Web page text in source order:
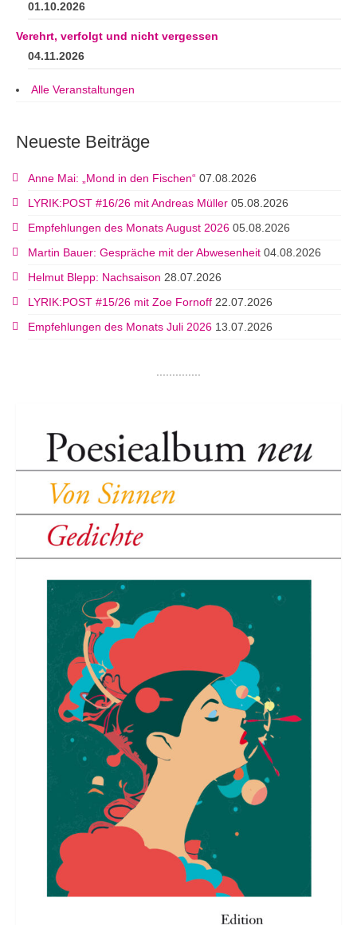
01.10.2026
Verehrt, verfolgt und nicht vergessen
04.11.2026
Alle Veranstaltungen
Neueste Beiträge
Anne Mai: „Mond in den Fischen“ 07.08.2026
LYRIK:POST #16/26 mit Andreas Müller 05.08.2026
Empfehlungen des Monats August 2026 05.08.2026
Martin Bauer: Gespräche mit der Abwesenheit 04.08.2026
Helmut Blepp: Nachsaison 28.07.2026
LYRIK:POST #15/26 mit Zoe Fornoff 22.07.2026
Empfehlungen des Monats Juli 2026 13.07.2026
..............